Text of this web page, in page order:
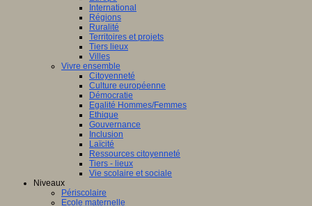
International
Régions
Ruralité
Territoires et projets
Tiers lieux
Villes
Vivre ensemble
Citoyenneté
Culture européenne
Démocratie
Egalité Hommes/Femmes
Ethique
Gouvernance
Inclusion
Laïcité
Ressources citoyenneté
Tiers - lieux
Vie scolaire et sociale
Niveaux
Périscolaire
Ecole maternelle